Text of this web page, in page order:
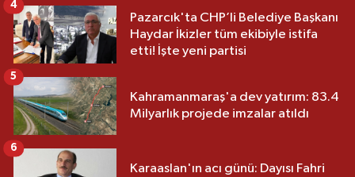
Pazarcık'ta CHP’li Belediye Başkanı
Haydar İkizler tüm ekibiyle istifa
etti! İşte yeni partisi
4
Kahramanmaraş'a dev yatırım: 83.4
Milyarlık projede imzalar atıldı
5
Karaaslan'ın acı günü: Dayısı Fahri
6